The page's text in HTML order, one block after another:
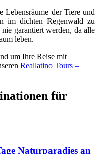
Lebensräume der Tiere und
im dichten Regenwald zu
garantiert werden, da alle
leben.
um Ihre Reise mit
Reallatino Tours –
für
Naturparadies an